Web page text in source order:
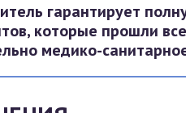
гарантирует
которые прошли
медико-